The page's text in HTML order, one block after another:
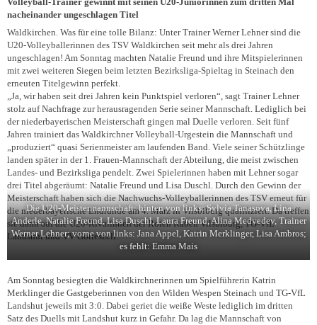
Volleyball-Trainer gewinnt mit seinen U20-Juniorinnen zum dritten Mal
nacheinander ungeschlagen Titel
Waldkirchen. Was für eine tolle Bilanz: Unter Trainer Werner Lehner sind die
U20-Volleyballerinnen des TSV Waldkirchen seit mehr als drei Jahren
ungeschlagen! Am Sonntag machten Natalie Freund und ihre Mitspielerinnen
mit zwei weiteren Siegen beim letzten Bezirksliga-Spieltag in Steinach den
erneuten Titelgewinn perfekt.
„Ja, wir haben seit drei Jahren kein Punktspiel verloren“, sagt Trainer Lehner
stolz auf Nachfrage zur herausragenden Serie seiner Mannschaft. Lediglich bei
der niederbayerischen Meisterschaft gingen mal Duelle verloren. Seit fünf
Jahren trainiert das Waldkirchner Volleyball-Urgestein die Mannschaft und
„produziert“ quasi Serienmeister am laufenden Band. Viele seiner Schützlinge
landen später in der 1. Frauen-Mannschaft der Abteilung, die meist zwischen
Landes- und Bezirksliga pendelt. Zwei Spielerinnen haben mit Lehner sogar
drei Titel abgeräumt: Natalie Freund und Lisa Duschl. Durch den Gewinn der
Meisterschaft haben sich die Nachwuchs-Volleyballerinnen des TSV erneut für
die niederbayerische Endrunde am 4. März in Vilsbiburg qualifiziert. Da treffen
sie dann auf die U20-Rivalinnen der Roten Raben Vilsbiburg, TG-VfL
Landshut und VV Gotteszell.
Die U20-Meistermannschaft: hinten von links: Sylvia Tanasova, Lina
Anderle, Natalie Freund, Lisa Duschl, Laura Freund, Alina Medvedev, Trainer
Werner Lehner; vorne von links: Jana Appel, Katrin Merklinger, Lisa Ambros;
es fehlt: Emma Mais
Am Sonntag besiegten die Waldkirchnerinnen um Spielführerin Katrin
Merklinger die Gastgeberinnen von den Wilden Wespen Steinach und TG-VfL
Landshut jeweils mit 3:0. Dabei geriet die weiße Weste lediglich im dritten
Satz des Duells mit Landshut kurz in Gefahr. Da lag die Mannschaft von